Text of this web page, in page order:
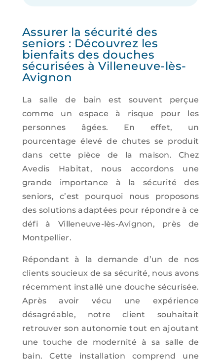
Assurer la sécurité des
seniors : Découvrez les
bienfaits des douches
sécurisées à Villeneuve-lès-
Avignon
La salle de bain est souvent perçue
comme un espace à risque pour les
personnes âgées. En effet, un
pourcentage élevé de chutes se produit
dans cette pièce de la maison. Chez
Avedis Habitat, nous accordons une
grande importance à la sécurité des
seniors, c’est pourquoi nous proposons
des solutions adaptées pour répondre à ce
défi à Villeneuve-lès-Avignon, près de
Montpellier.
Répondant à la demande d’un de nos
clients soucieux de sa sécurité, nous avons
récemment installé une douche sécurisée.
Après avoir vécu une expérience
désagréable, notre client souhaitait
retrouver son autonomie tout en ajoutant
une touche de modernité à sa salle de
bain. Cette installation comprend une